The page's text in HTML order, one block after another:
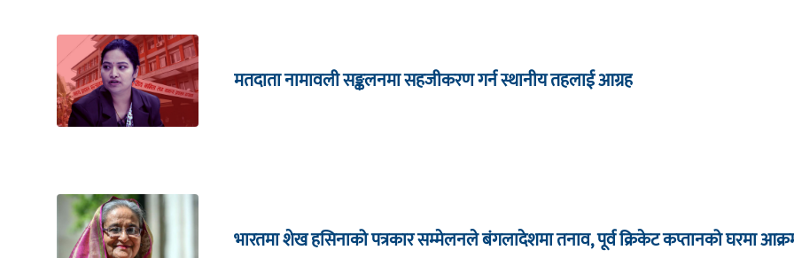
मतदाता नामावली सङ्कलनमा सहजीकरण गर्न स्थानीय तहलाई आग्रह
भारतमा शेख हसिनाको पत्रकार सम्मेलनले बंगलादेशमा तनाव, पूर्व क्रिकेट कप्तानको घरमा